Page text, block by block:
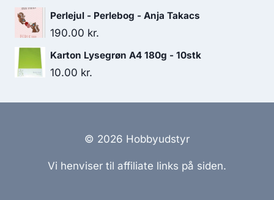
Perlejul - Perlebog - Anja Takacs
190.00 kr.
Karton Lysegrøn A4 180g - 10stk
10.00 kr.
© 2026 Hobbyudstyr
Vi henviser til affiliate links på siden.